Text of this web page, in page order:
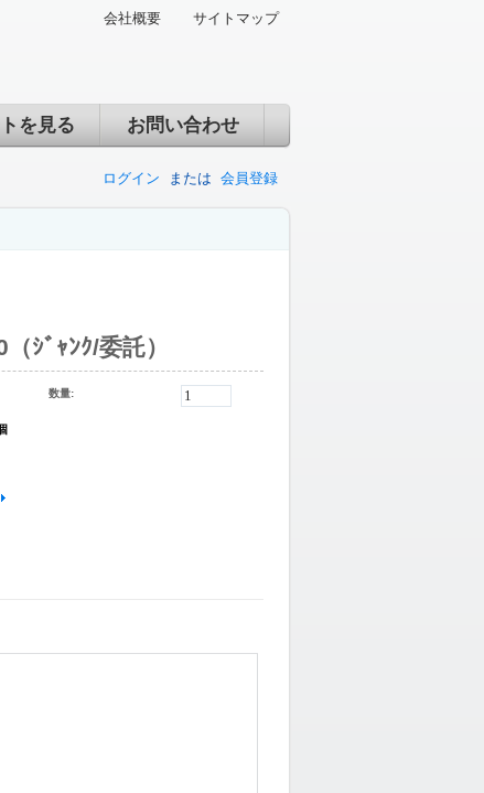
会社概要 サイトマップ
を見る お問い合わせ
ログイン または 会員登録
ｼﾞｬﾝｸ/委託）
数量: